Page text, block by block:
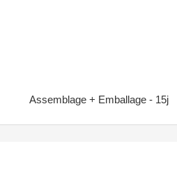
Assemblage + Emballage - 15j